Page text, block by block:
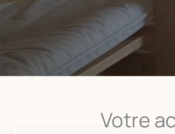
Votre